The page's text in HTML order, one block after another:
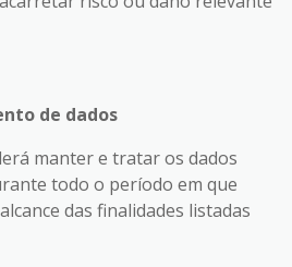
de dados
manter e tratar os dados
todo o período em que
das finalidades listadas